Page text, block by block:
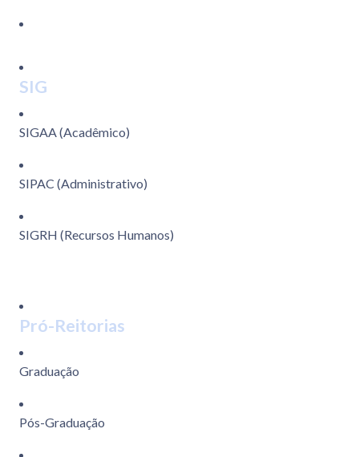
SIG
SIGAA (Acadêmico)
SIPAC (Administrativo)
SIGRH (Recursos Humanos)
Pró-Reitorias
Graduação
Pós-Graduação